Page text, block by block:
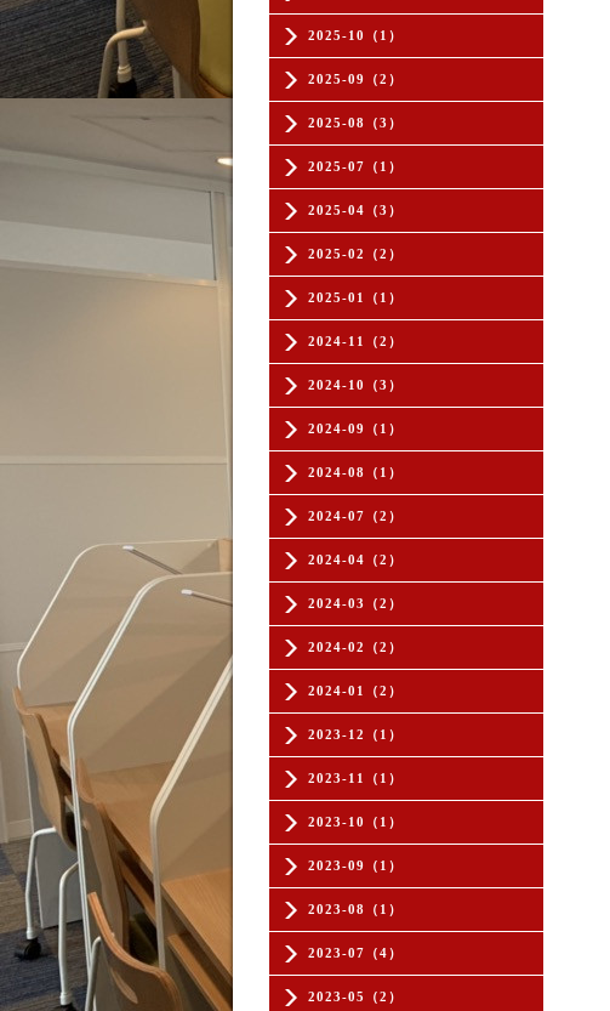
2025-10（1）
2025-09（2）
2025-08（3）
2025-07（1）
2025-04（3）
2025-02（2）
2025-01（1）
2024-11（2）
2024-10（3）
2024-09（1）
2024-08（1）
2024-07（2）
2024-04（2）
2024-03（2）
2024-02（2）
2024-01（2）
2023-12（1）
2023-11（1）
2023-10（1）
2023-09（1）
2023-08（1）
2023-07（4）
2023-05（2）